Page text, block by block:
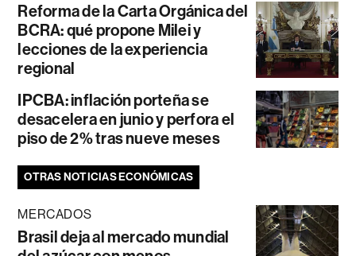
Reforma de la Carta Orgánica del
BCRA: qué propone Milei y
lecciones de la experiencia
regional
IPCBA: inflación porteña se
desacelera en junio y perfora el
piso de 2% tras nueve meses
OTRAS NOTICIAS ECONÓMICAS
MERCADOS
Brasil deja al mercado mundial